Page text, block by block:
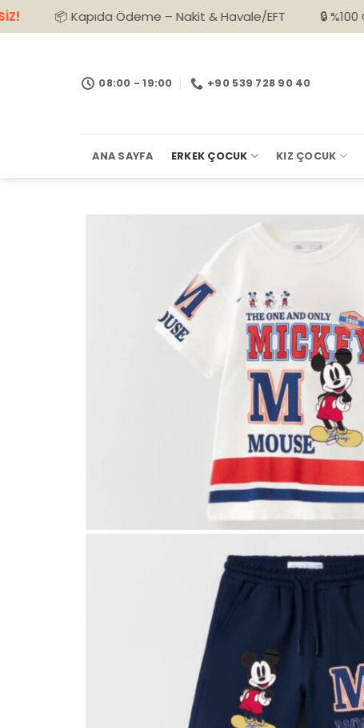
İçeriğe
atla
Kapıda Ödeme – Nakit & Havale/EFT 🔒 %100 Güvenli
08:00 - 19:00 +90 539 728 90 40
ANA SAYFA ERKEK ÇOCUK KIZ ÇOCUK